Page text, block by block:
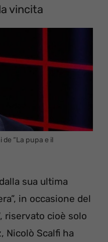
vincita
de “La pupa e il
sua ultima
in occasione del
riservato cioè solo
Nicolò Scalfi ha